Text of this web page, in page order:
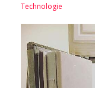
Technologie